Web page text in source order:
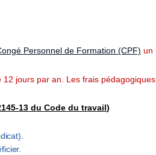
Personnel de Formation (CPF) un
jours par an. Les frais pédagogiques
13 du Code du travail)